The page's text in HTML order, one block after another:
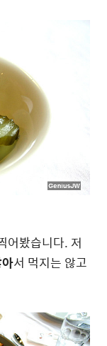
어봤습니다. 저
서 먹지는 않고